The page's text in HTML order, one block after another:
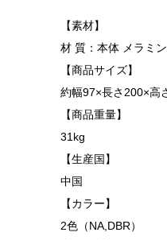
【素材】
材 質：本体 メラミ
【商品サイズ】
約幅97×長さ200×高
【商品重量】
31kg
【生産国】
中国
【カラー】
2色（NA,DBR）